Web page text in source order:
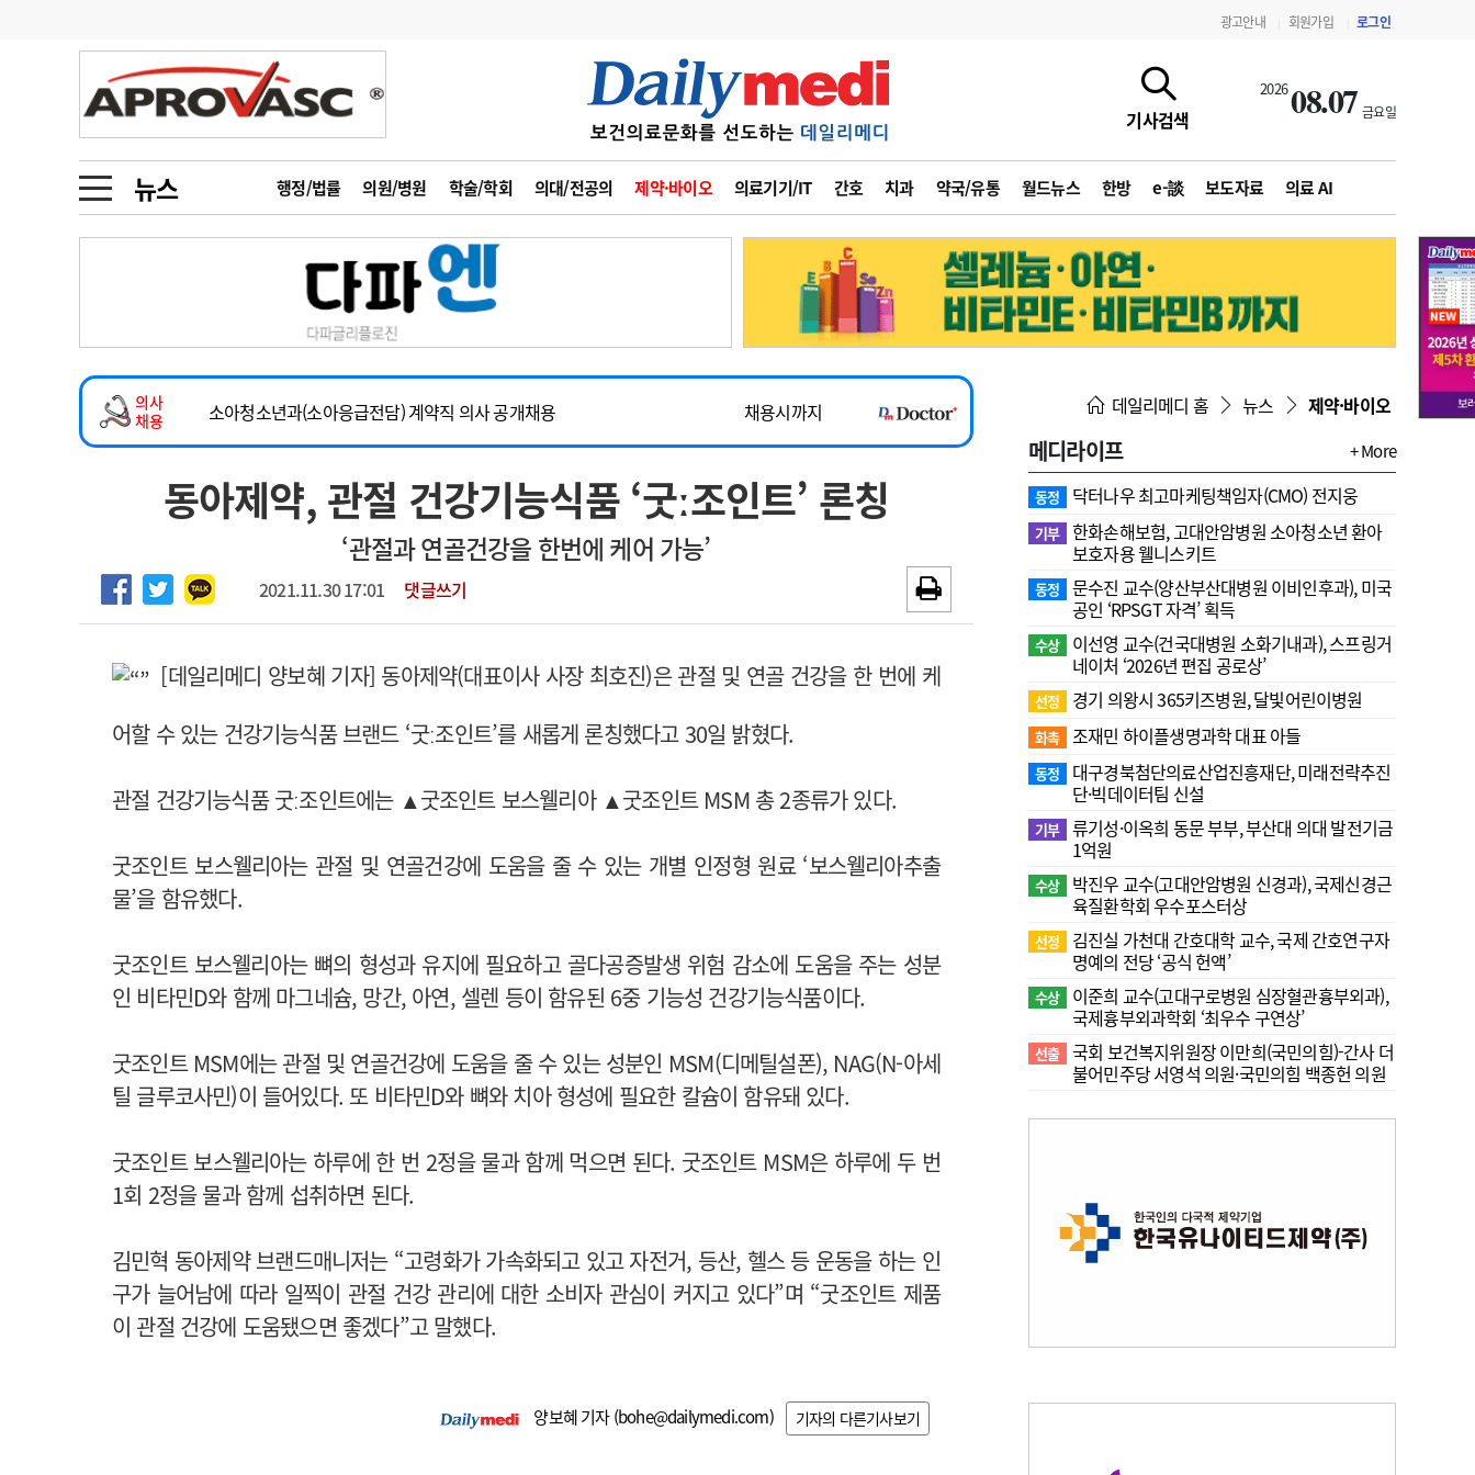
광고안내 회원가입 로그인
기사검색
202608.07 금요일
뉴스 행정/법률 의원/병원 학술/학회 의대/전공의 제약·바이오 의료기기/IT 간호 치과 약국/유통 월드뉴스 한방 e-談 보도자료 의료 AI
금주의 검색어
1
의사인력 수급 추계
2
성분명 처방
3
AI의료
4
전공의 모집 결과
6
관리급여 실시
지필공 지원책
수련환경 개선
의과대학 입시
메디인포 인사 사고
오피니언 칼럼 수첩
인물 초대석 피플
동영상뉴스
포토뉴스
메디 Hospital 지역병원 중소병원
인포메이션 행정처분 판례 정책/통계 공시 지침·기준·평가 약제급여 심사 결과
회사소개 법적고지 광고안내
의사
채용
2026년 하반기 인턴 모집
~2026-08-31
소아청소년과(소아응급전담) 계약직 의사 공개채용
채용시까지
계약직(응급의학과 전문의) 직원모집
채용시까지
하반기 전공의(레지던트1년차) 모집
~2026-08-15
2026년 하반기 인턴 모집
마취통증의학과 임기제 임상의사 채용
동아제약, 관절 건강기능식품 ‘굿ː조인트’ 론칭
‘관절과 연골건강을 한번에 케어 가능’
2021.11.30 17:01 댓글쓰기
[데일리메디 양보혜 기자] 동아제약(대표이사 사장 최호진)은 관절 및 연골 건강을 한 번에 케
어할 수 있는 건강기능식품 브랜드 ‘굿ː조인트’를 새롭게 론칭했다고 30일 밝혔다.
관절 건강기능식품 굿ː조인트에는 ▲굿조인트 보스웰리아 ▲굿조인트 MSM 총 2종류가 있다.
굿조인트 보스웰리아는 관절 및 연골건강에 도움을 줄 수 있는 개별 인정형 원료 ‘보스웰리아추출
물’을 함유했다.
굿조인트 보스웰리아는 뼈의 형성과 유지에 필요하고 골다공증발생 위험 감소에 도움을 주는 성분
인 비타민D와 함께 마그네슘, 망간, 아연, 셀렌 등이 함유된 6중 기능성 건강기능식품이다.
굿조인트 MSM에는 관절 및 연골건강에 도움을 줄 수 있는 성분인 MSM(디메틸설폰), NAG(N-아세
틸 글루코사민)이 들어있다. 또 비타민D와 뼈와 치아 형성에 필요한 칼슘이 함유돼 있다.
굿조인트 보스웰리아는 하루에 한 번 2정을 물과 함께 먹으면 된다. 굿조인트 MSM은 하루에 두 번
1회 2정을 물과 함께 섭취하면 된다.
김민혁 동아제약 브랜드매니저는 “고령화가 가속화되고 있고 자전거, 등산, 헬스 등 운동을 하는 인
구가 늘어남에 따라 일찍이 관절 건강 관리에 대한 소비자 관심이 커지고 있다”며 “굿조인트 제품
이 관절 건강에 도움됐으면 좋겠다”고 말했다.
양보혜 기자 (bohe@dailymedi.com) 기자의 다른기사보기
데일리메디 홈 뉴스 제약·바이오
메디라이프 + More
동정 닥터나우 최고마케팅책임자(CMO) 전지웅
기부 한화손해보험, 고대안암병원 소아청소년 환아
보호자용 웰니스키트
동정
문수진 교수( 양산부산대병원 이비인후과), 미국
공인 ‘RPSGT 자격’ 획득
수상
이선영 교수(건국대병원 소화기내과), 스프링거
네이처 ‘2026년 편집 공로상’
선정 경기 의왕시 365키즈병원, 달빛어린이병원
화촉 조재민 하이플생명과학 대표 아들
동정
대구경북첨단의료산업진흥재단, 미래전략추진
단·빅데이터팀 신설
기부 류기성·이옥희 동문 부부, 부산대 의대 발전기금
1억원
수상
박진우 교수(고대안암병원 신경과), 국제신경근
육질환학회 우수포스터상
선정
김진실 가천대 간호대학 교수, 국제 간호연구자
명예의 전당 ‘공식 헌액’
수상
이준희 교수(고대구로병원 심장혈관흉부외과),
국제흉부외과학회 ‘최우수 구연상’
선출 국회 보건복지위원장 이만희(국민의힘)-간사 더
불어민주당 서영석 의원·국민의힘 백종헌 의원